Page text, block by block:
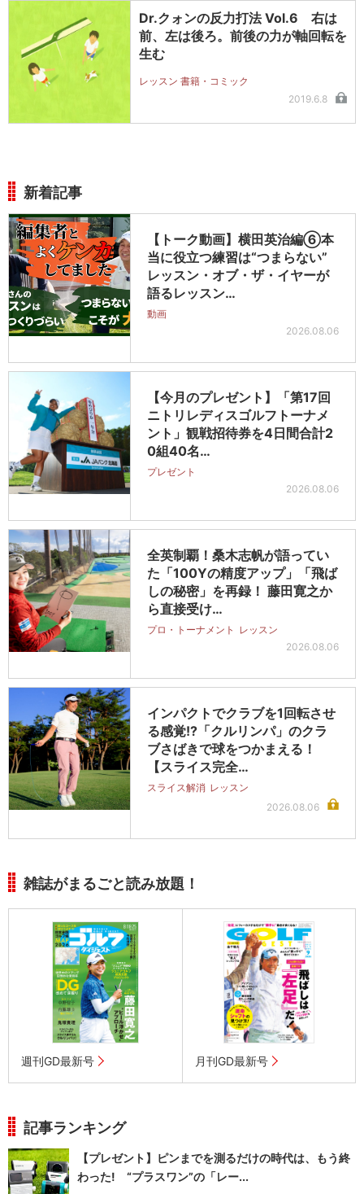
Dr.クォンの反力打法 Vol.6 右は
前、左は後ろ。前後の力が軸回転を
生む
レッスン 書籍・コミック
2019.6.8
新着記事
【トーク動画】横田英治編⑥本
当に役立つ練習は“つまらない”
レッスン・オブ・ザ・イヤーが
語るレッスン…
動画
2026.08.06
【今月のプレゼント】「第17回
ニトリレディスゴルフトーナメ
ント」観戦招待券を4日間合計2
0組40名…
プレゼント
2026.08.06
全英制覇！桑木志帆が語ってい
た「100Yの精度アップ」「飛ば
しの秘密」を再録！ 藤田寛之か
ら直接受け…
プロ・トーナメント レッスン
2026.08.06
インパクトでクラブを1回転させ
る感覚!?「クルリンパ」のクラ
ブさばきで球をつかまえる！
【スライス完全…
スライス解消 レッスン
2026.08.06
雑誌がまるごと読み放題！
週刊GD最新号 月刊GD最新号
記事ランキング
【プレゼント】ピンまでを測るだけの時代は、もう終
わった! “プラスワン”の「レー...